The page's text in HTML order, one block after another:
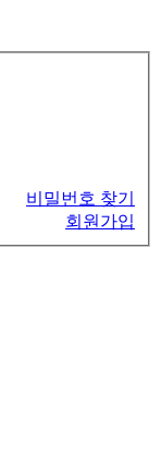
비밀번호 찾기
회원가입